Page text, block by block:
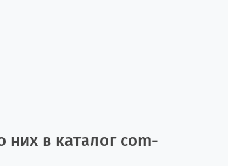
них в каталог com-